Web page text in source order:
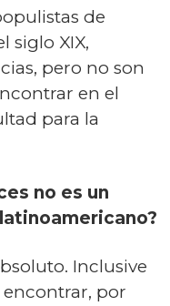
de
siglo XIX,
pero no son
en el
para la
no es un
Inclusive
por